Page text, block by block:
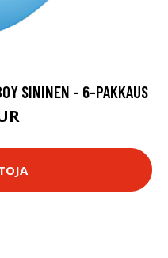
SININEN - 6-PAKKAUS